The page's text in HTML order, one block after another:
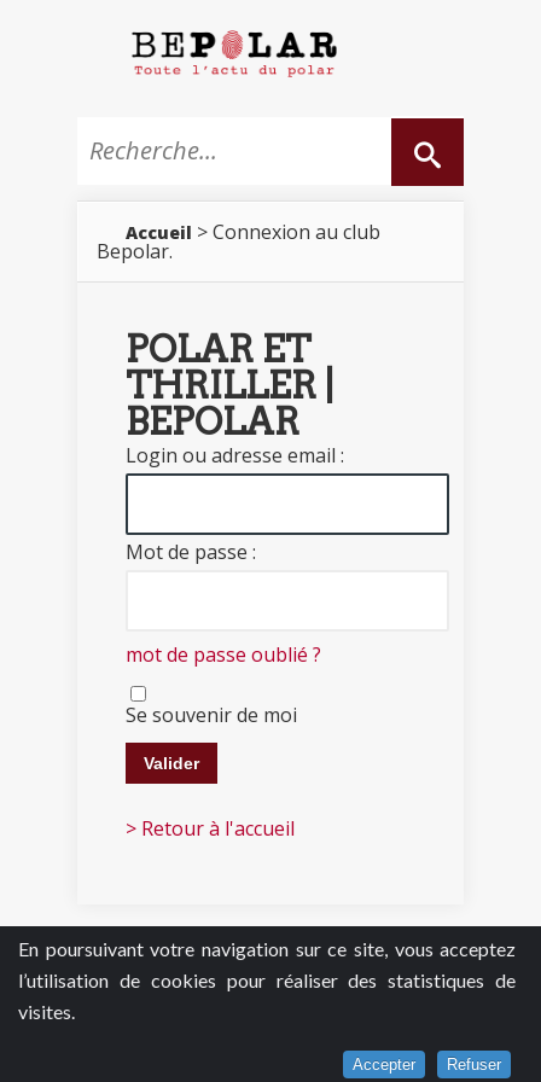
En poursuivant votre navigation sur ce site, vous acceptez
l’utilisation de cookies pour réaliser des statistiques de
visites.
Accepter Refuser
Accueil > Connexion au club
Bepolar.
POLAR ET
THRILLER |
BEPOLAR
Login ou adresse email :
Mot de passe :
mot de passe oublié ?
Se souvenir de moi
> Retour à l'accueil